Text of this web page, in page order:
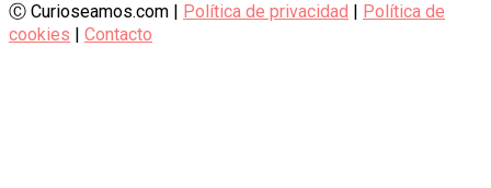
Ⓒ Curioseamos.com | Política de privacidad
Política de
cookies
Contacto